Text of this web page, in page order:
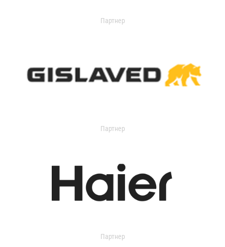
Партнер
Партнер
Партнер